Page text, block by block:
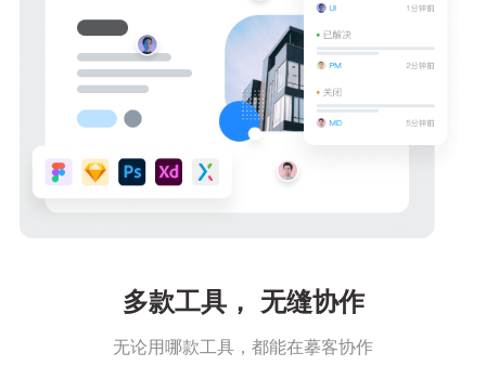
多款工具， 无缝协作
无论用哪款工具，都能在摹客协作